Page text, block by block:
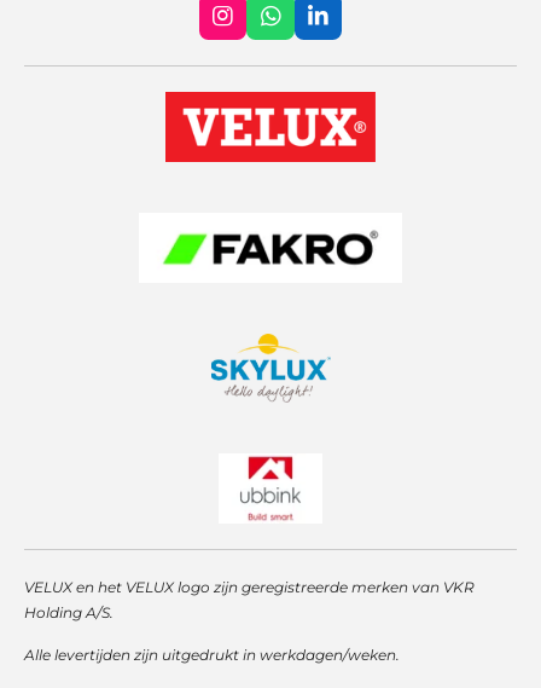
I
n
s
t
a
g
W
h
a
t
s
A
L
i
n
k
e
d
VELUX en het VELUX logo zijn geregistreerde merken van VKR
Holding A/S.
Alle levertijden zijn uitgedrukt in werkdagen/weken.